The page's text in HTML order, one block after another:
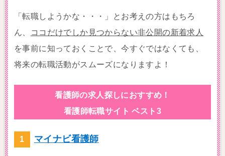
「転職しようかな・・・」とお考えの方はもちろ
ん、
ココだけでしか見つからない非公開の新着求人
を事前に知っておくことで、今すぐではなくても、
将来の転職活動がスムーズになりますよ！
看護師の求人探しにおすすめ！
看護師転職サイト ベスト3
マイナビ看護師